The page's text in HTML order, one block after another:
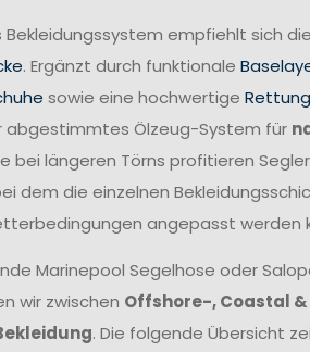
Bekleidungssystem empfiehlt sich
. Ergänzt durch funktionale
sowie eine hochwertige
Ölzeug-System für
bei längeren Törns profitieren
dem die einzelnen
angepasst werden
Marinepool Segelhose oder
wir zwischen Offshore-, Coastal
. Die folgende Übersicht